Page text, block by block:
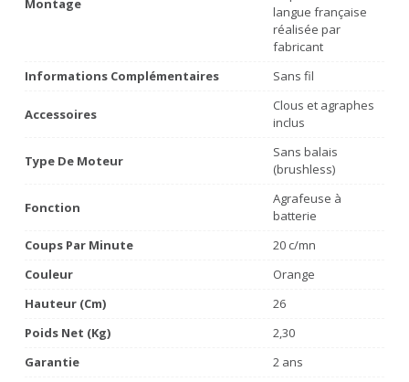
langue française
réalisée par
fabricant
Informations Complémentaires
Sans fil
Accessoires
Clous et agraphes
inclus
Type De Moteur
Sans balais
(brushless)
Fonction
Agrafeuse à
batterie
Coups Par Minute
20 c/mn
Couleur
Orange
Hauteur (cm)
26
Poids Net (Kg)
2,30
Garantie
2 ans